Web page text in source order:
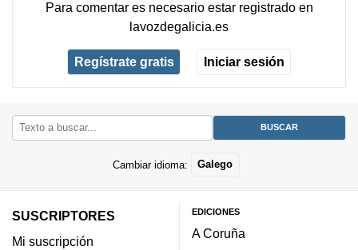
Para comentar es necesario estar registradoen
lavozdegalicia.es
Regístrate gratis Iniciar sesión
Cambiar idioma: Galego
SUSCRIPTORES
Mi suscripción
EDICIONES
A Coruña